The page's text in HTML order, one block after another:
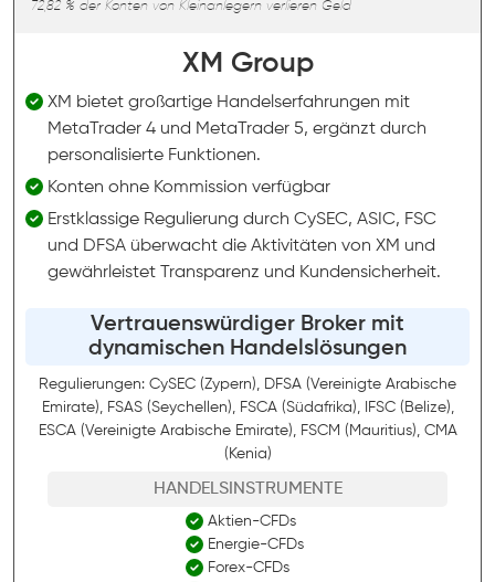
72,82 % der Konten von Kleinanlegern verlieren Geld
XM Group
XM bietet großartige Handelserfahrungen mit
MetaTrader 4 und MetaTrader 5, ergänzt durch
personalisierte Funktionen.
Konten ohne Kommission verfügbar
Erstklassige Regulierung durch CySEC, ASIC, FSC
und DFSA überwacht die Aktivitäten von XM und
gewährleistet Transparenz und Kundensicherheit.
Vertrauenswürdiger Broker mit
dynamischen Handelslösungen
Regulierungen: CySEC (Zypern), DFSA (Vereinigte Arabische
Emirate), FSAS (Seychellen), FSCA (Südafrika), IFSC (Belize),
ESCA (Vereinigte Arabische Emirate), FSCM (Mauritius), CMA
(Kenia)
HANDELSINSTRUMENTE
Aktien-CFDs
Energie-CFDs
Forex-CFDs